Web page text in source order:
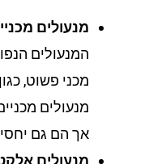
מנעולים מכניים:
המנעולים הנפוץ
מכני פשוט, כגון
מנעולים מכניים
אך הם גם יחסית
מנעולים